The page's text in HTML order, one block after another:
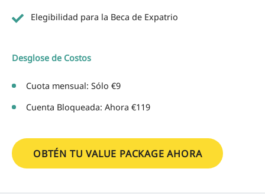
Elegibilidad para la Beca de Expatrio
Desglose de Costos
Cuota mensual: Sólo €9
Cuenta Bloqueada: Ahora €119
OBTÉN TU VALUE PACKAGE AHORA